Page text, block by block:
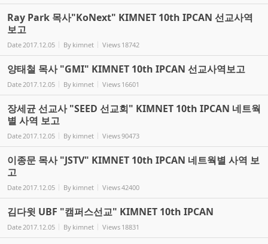
Ray Park 목사"KoNext" KIMNET 10th IPCAN 선교사역
보고
Date2017.12.05 By kimnet Views 18742
양태철 목사 "GMI" KIMNET 10th IPCAN 선교사역보고
Date2017.12.05 By kimnet Views 16601
장세균 선교사 "SEED 선교회" KIMNET 10th IPCAN 네트웍
별 사역 보고
Date2017.12.05 By kimnet Views90473
이종문 목사 "JSTV" KIMNET 10th IPCAN 네트웍별 사역 보
고
Date2017.12.05 By kimnet Views42400
김다윗 UBF "캠퍼스선교" KIMNET 10th IPCAN
Date2017.12.05 By kimnet Views 18831